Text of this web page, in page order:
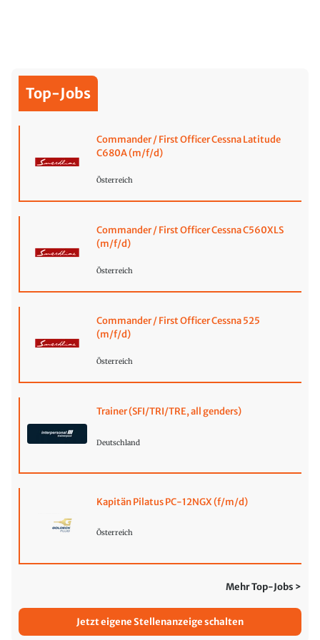
Top-Jobs
Commander / First Officer Cessna Latitude
C680A (m/f/d)
Österreich
Commander / First Officer Cessna C560XLS
(m/f/d)
Österreich
Commander / First Officer Cessna 525
(m/f/d)
Österreich
Trainer (SFI/TRI/TRE, all genders)
Deutschland
Kapitän Pilatus PC-12NGX (f/m/d)
Österreich
Mehr Top-Jobs >
Jetzt eigene Stellenanzeige schalten